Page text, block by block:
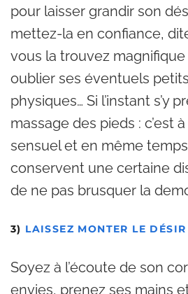
pour laisser grandir son
mettez-la en confiance,
vous la trouvez
oublier ses éventuels
physiques… Si l’instant s’y
massage des pieds : c’est
sensuel et en même
conservent une certaine
de ne pas brusquer la
3) LAISSEZ MONTER LE DÉSIR
Soyez à l’écoute de son
envies, prenez ses mains